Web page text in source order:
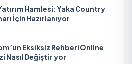
Hamlesi: Yaka Country
İçin Hazırlanıyor
Eksiksiz Rehberi Online
Nasıl Değiştiriyor